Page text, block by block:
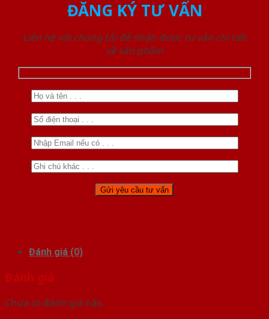
ĐĂNG KÝ TƯ VẤN
Liên hệ với chúng tôi để nhận được tư vấn chi tiết
về sản phẩm
Đánh giá (0)
Đánh giá
Chưa có đánh giá nào.